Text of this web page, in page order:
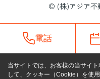
© (株)アジア不
電話
当サイトでは、お客様の当サイ
して、クッキー（Cookie）を使用